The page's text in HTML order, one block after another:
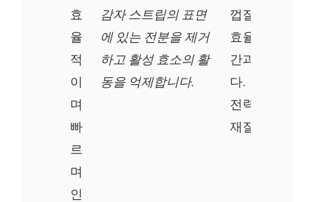
효
율
적
이
며
빠
르
며
인
감자 스트립의 표면
에 있는 전분을 제거
하고 활성 효소의 활
동을 억제합니다.
껍질 벗기기
효율과 에너지
간과 노력을
다.
전력: 0.75kw
재질: 304SS